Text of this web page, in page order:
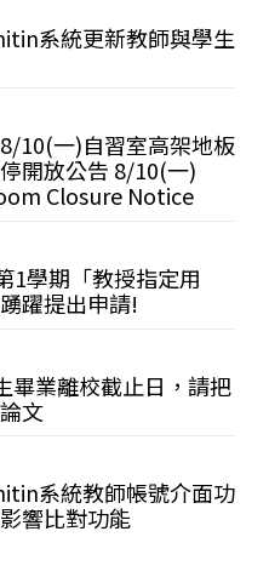
系統更新教師與學生
8/10(一)自習室高架地板
開放公告 8/10(一)
Closure Notice
1學期「教授指定用
躍提出申請!
畢業離校截止日，請把
文
系統教師帳號介面功
響比對功能